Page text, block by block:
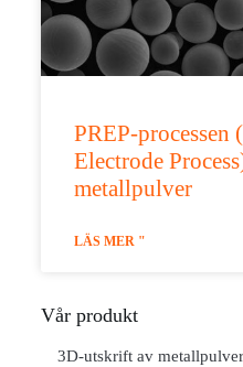
PREP-processen
Electrode
metallpulver
LÄS MER "
Vår produkt
3D-utskrift av metallpulver